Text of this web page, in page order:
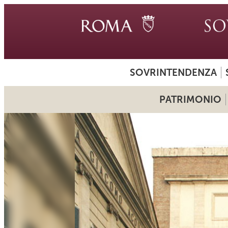
SOVRINTENDENZA
PATRIMONIO